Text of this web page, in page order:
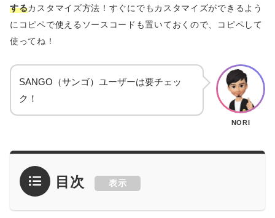
するカスタマイズ方法！すぐにでもカスタマイズができるよう
にコピペで使えるソースコードも置いておくので、コピペして
使ってね！
SANGO（サンゴ）ユーザーは要チェッ
ク！
NORI
目次 表示